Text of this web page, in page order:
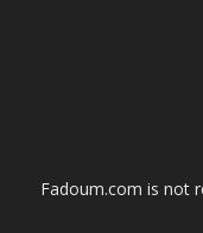
Fadoum.com is not